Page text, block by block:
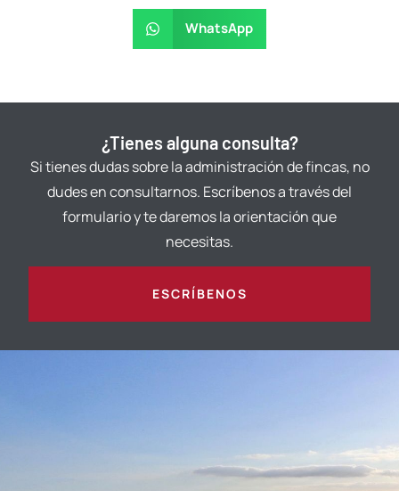
WhatsApp
¿Tienes alguna consulta?
Si tienes dudas sobre la administración de fincas, no
dudes en consultarnos. Escríbenos a través del
formulario y te daremos la orientación que
necesitas.
ESCRÍBENOS